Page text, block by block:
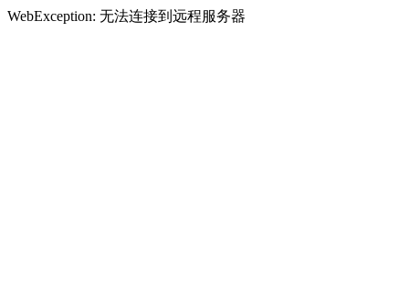
WebException: 无法连接到远程服务器